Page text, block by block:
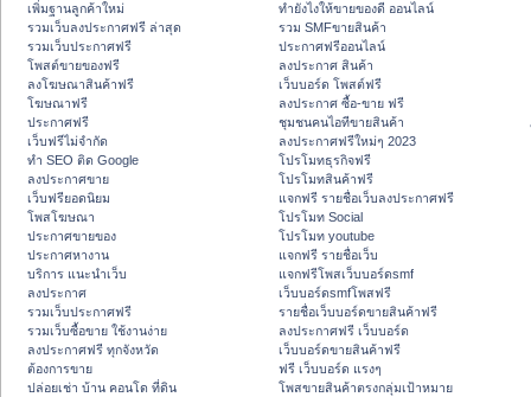
เพิ่มฐานลูกค้าใหม่
รวมเว็บลงประกาศฟรี ล่าสุด
รวมเว็บประกาศฟรี
โพสต์ขายของฟรี
ลงโฆษณาสินค้าฟรี
โฆษณาฟรี
ประกาศฟรี
เว็บฟรีไม่จำกัด
ทำ SEO ติด Google
ลงประกาศขาย
เว็บฟรียอดนิยม
โพสโฆษณา
ประกาศขายของ
ประกาศหางาน
บริการ แนะนำเว็บ
ลงประกาศ
รวมเว็บประกาศฟรี
รวมเว็บซื้อขาย ใช้งานง่าย
ลงประกาศฟรี ทุกจังหวัด
ต้องการขาย
ปล่อยเช่า บ้าน คอนโด ที่ดิน
ทํายังไงให้ขายของดี ออนไลน์
รวม SMFขายสินค้า
ประกาศฟรีออนไลน์
ลงประกาศ สินค้า
เว็บบอร์ด โพสต์ฟรี
ลงประกาศ ซื้อ-ขาย ฟรี
ชุมชนคนไอทีขายสินค้า
ลงประกาศฟรีใหม่ๆ 2023
โปรโมทธุรกิจฟรี
โปรโมทสินค้าฟรี
แจกฟรี รายชื่อเว็บลงประกาศฟรี
โปรโมท Social
โปรโมท youtube
แจกฟรี รายชื่อเว็บ
แจกฟรีโพสเว็บบอร์ดsmf
เว็บบอร์ดsmfโพสฟรี
รายชื่อเว็บบอร์ดขายสินค้าฟรี
ลงประกาศฟรี เว็บบอร์ด
เว็บบอร์ดขายสินค้าฟรี
ฟรี เว็บบอร์ด แรงๆ
โพสขายสินค้าตรงกลุ่มเป้าหมาย